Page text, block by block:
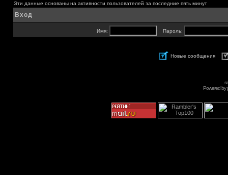
Эти данные основаны на активности пользователей за последние пять минут
Вход
Имя: Пароль:
Новые сообщения
Powered by